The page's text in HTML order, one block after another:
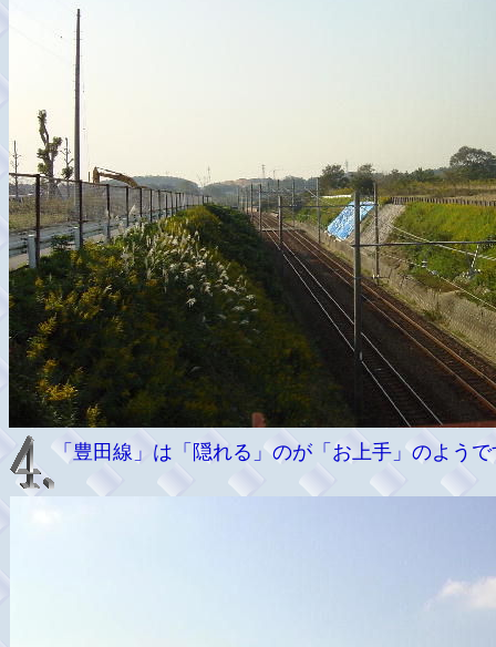
「豊田線」は「隠れる」のが「お上手」のよう